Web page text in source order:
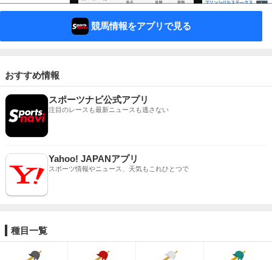
競馬情報をアプリで見る
おすすめ情報
スポーツナビ公式アプリ
注目のレースも最新ニュースも逃さない
Yahoo! JAPANアプリ
スポーツ情報やニュース、天気もこれひとつで
種目一覧